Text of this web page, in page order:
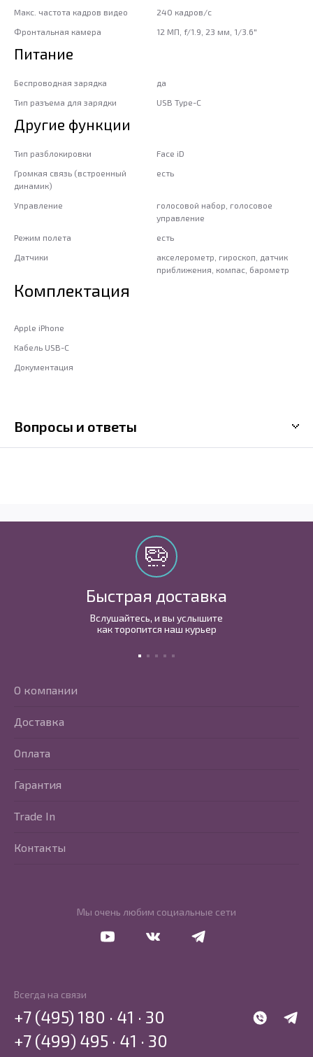
Макс. частота кадров видео
240 кадров/с
Фронтальная камера
12 МП, f/1.9, 23 мм, 1/3.6"
Питание
Беспроводная зарядка
да
Тип разъема для зарядки
USB Type-C
Другие функции
Тип разблокировки
Face iD
Громкая связь (встроенный
динамик)
есть
Управление
голосовой набор, голосовое
управление
Режим полета
есть
Датчики
акселерометр, гироскоп, датчик
приближения, компас, барометр
Комплектация
Apple iPhone
Кабель USB-C
Документация
Вопросы и ответы
Быстрая доставка
Вслушайтесь, и вы услышите
как торопится наш курьер
Мы очень любим социальные сети
О компании
Доставка
Оплата
Гарантия
Trade In
Контакты
Всегда на связи
WhatsApp
+7 (495) 180 · 41 · 30
+7 (499) 495 · 41 · 30